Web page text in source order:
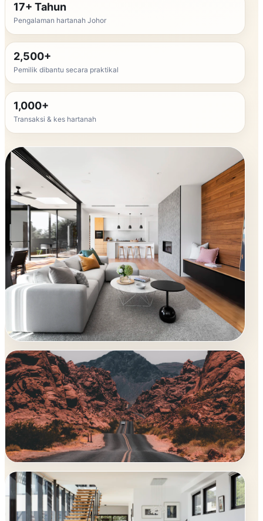
17+ Tahun
Pengalaman hartanah Johor
2,500+
Pemilik dibantu secara praktikal
1,000+
Transaksi & kes hartanah